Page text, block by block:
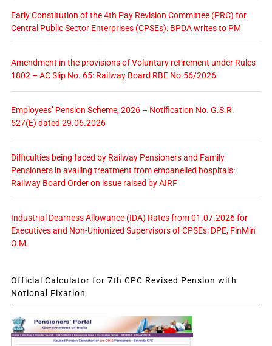
Early Constitution of the 4th Pay Revision Committee (PRC) for
Central Public Sector Enterprises (CPSEs): BPDA writes to PM
Amendment in the provisions of Voluntary retirement under Rules
1802 – AC Slip No. 65: Railway Board RBE No.56/2026
Employees’ Pension Scheme, 2026 – Notification No. G.S.R.
527(E) dated 29.06.2026
Difficulties being faced by Railway Pensioners and Family
Pensioners in availing treatment from empanelled hospitals:
Railway Board Order on issue raised by AIRF
Industrial Dearness Allowance (IDA) Rates from 01.07.2026 for
Executives and Non-Unionized Supervisors of CPSEs: DPE, FinMin
O.M.
Official Calculator for 7th CPC Revised Pension with
Notional Fixation